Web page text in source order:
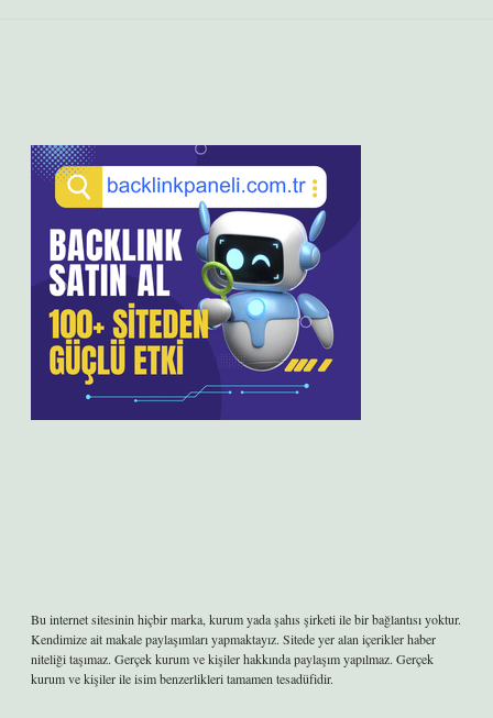
Bu internet sitesinin hiçbir marka, kurum yada şahıs şirketi ile bir bağlantısı yoktur.
Kendimize ait makale paylaşımları yapmaktayız. Sitede yer alan içerikler haber
niteliği taşımaz. Gerçek kurum ve kişiler hakkında paylaşım yapılmaz. Gerçek
kurum ve kişiler ile isim benzerlikleri tamamen tesadüfidir.